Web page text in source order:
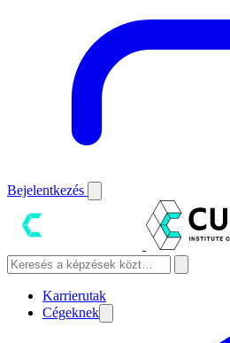
Bejelentkezés
Karrierutak
Cégeknek